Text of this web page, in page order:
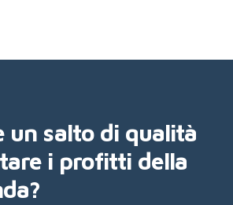
un salto di qualità
i profitti della